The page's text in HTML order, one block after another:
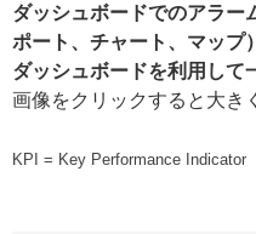
ダッシュボードでのアラー
ポート、チャート、マップ）
ダッシュボードを利用して
画像をクリックすると大き
KPI = Key Performance Indicator